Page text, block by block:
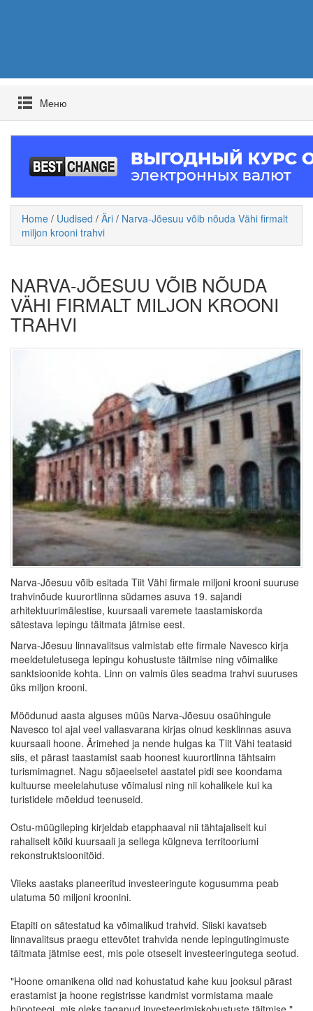
Mеню
Home / Uudised / Äri / Narva-Jõesuu võib nõuda Vähi firmalt
miljon krooni trahvi
NARVA-JÕESUU VÕIB NÕUDA
VÄHI FIRMALT MILJON KROONI
TRAHVI
Narva-Jõesuu võib esitada Tiit Vähi firmale miljoni krooni suuruse
trahvinõude kuurortlinna südames asuva 19. sajandi
arhitektuurimälestise, kuursaali varemete taastamiskorda
sätestava lepingu täitmata jätmise eest.
Narva-Jõesuu linnavalitsus valmistab ette firmale Navesco kirja
meeldetuletusega lepingu kohustuste täitmise ning võimalike
sanktsioonide kohta. Linn on valmis üles seadma trahvi suuruses
üks miljon krooni.
Möödunud aasta alguses müüs Narva-Jõesuu osaühingule
Navesco tol ajal veel vallasvarana kirjas olnud kesklinnas asuva
kuursaali hoone. Ärimehed ja nende hulgas ka Tiit Vähi teatasid
siis, et pärast taastamist saab hoonest kuurortlinna tähtsaim
turismimagnet. Nagu sõjaeelsetel aastatel pidi see koondama
kultuurse meelelahutuse võimalusi ning nii kohalikele kui ka
turistidele mõeldud teenuseid.
Ostu-müügileping kirjeldab etapphaaval nii tähtajaliselt kui
rahaliselt kõiki kuursaali ja sellega külgneva territooriumi
rekonstruktsioonitöid.
Viieks aastaks planeeritud investeeringute kogusumma peab
ulatuma 50 miljoni kroonini.
Etapiti on sätestatud ka võimalikud trahvid. Siiski kavatseb
linnavalitsus praegu ettevõtet trahvida nende lepingutingimuste
täitmata jätmise eest, mis pole otseselt investeeringutega seotud.
"Hoone omanikena olid nad kohustatud kahe kuu jooksul pärast
erastamist ja hoone registrisse kandmist vormistama maale